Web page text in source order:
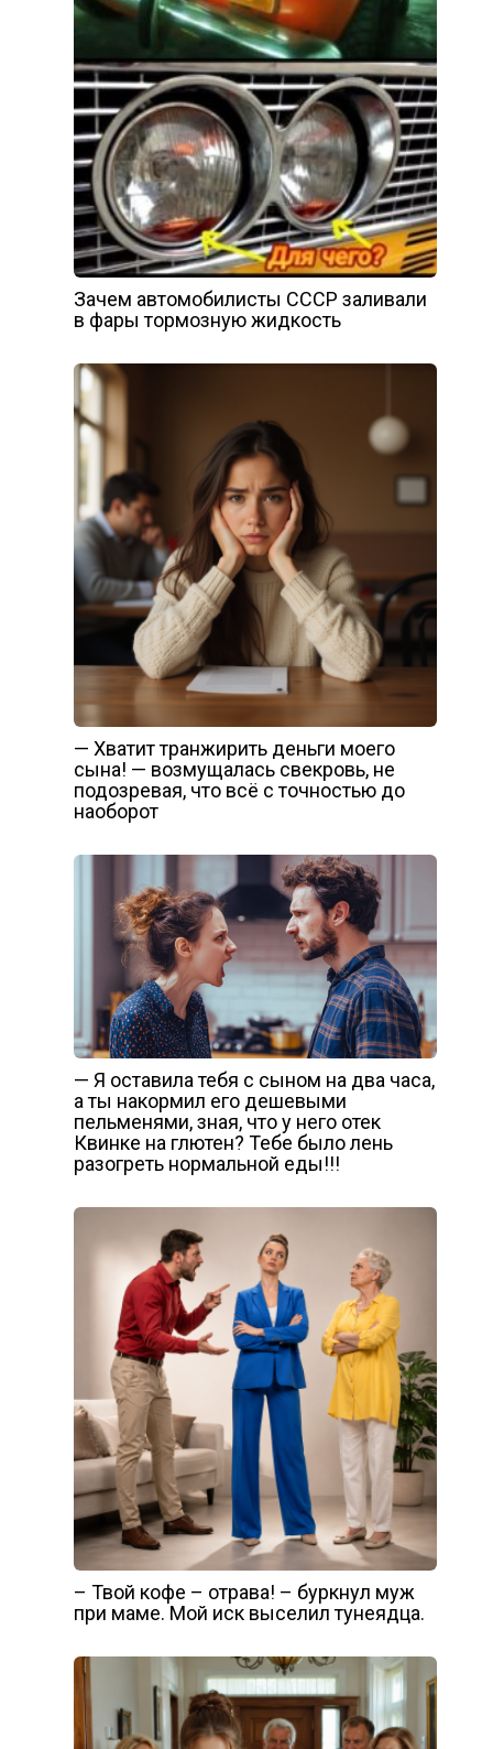
Зачем автомобилисты СССР заливали
в фары тормозную жидкость
— Хватит транжирить деньги моего
сына! — возмущалась свекровь, не
подозревая, что всё с точностью до
наоборот
— Я оставила тебя с сыном на два часа,
а ты накормил его дешевыми
пельменями, зная, что у него отек
Квинке на глютен? Тебе было лень
разогреть нормальной еды!!!
– Твой кофе – отрава! – буркнул муж
при маме. Мой иск выселил тунеядца.